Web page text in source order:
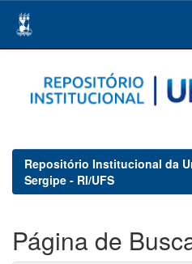
navigation
Repositório Institucional da
Sergipe - RI/UFS
Página de